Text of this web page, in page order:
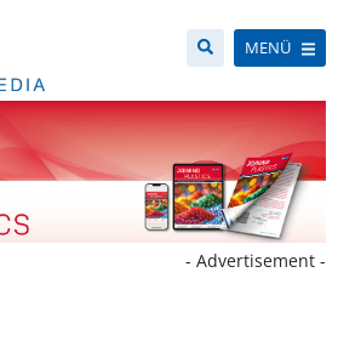
MENÜ
- Advertisement -